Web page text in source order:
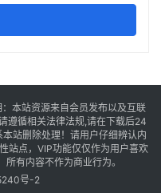
：本站资源来自会员发布以及互联
遵循相关法律法规,请在下载后24
站删除处理！请用户仔细辨认内
站点，VIP功能仅仅作为用户喜欢
有内容不作为商业行为。
号-2